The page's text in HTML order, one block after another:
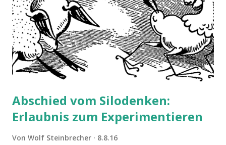
Abschied vom Silodenken:
Erlaubnis zum Experimentieren
Von Wolf Steinbrecher 8.8.16